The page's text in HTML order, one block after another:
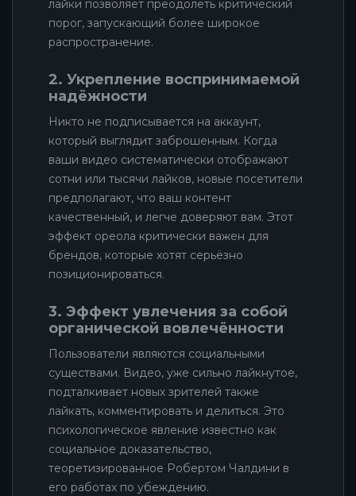
лайки позволяет преодолеть критический
порог, запускающий более широкое
распространение.
2. Укрепление воспринимаемой
надёжности
Никто не подписывается на аккаунт,
который выглядит заброшенным. Когда
ваши видео систематически отображают
сотни или тысячи лайков, новые посетители
предполагают, что ваш контент
качественный, и легче доверяют вам. Этот
эффект ореола критически важен для
брендов, которые хотят серьёзно
позиционироваться.
3. Эффект увлечения за собой
органической вовлечённости
Пользователи являются социальными
существами. Видео, уже сильно лайкнутое,
подталкивает новых зрителей также
лайкать, комментировать и делиться. Это
психологическое явление известно как
социальное доказательство,
теоретизированное Робертом Чалдини в
его работах по убеждению.